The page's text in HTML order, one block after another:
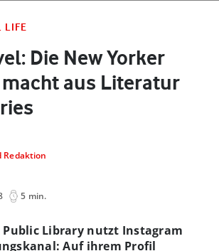
LIFE
Die New Yorker
aus Literatur
Redaktion
5 min.
Public Library nutzt Instagram
Auf ihrem Profil